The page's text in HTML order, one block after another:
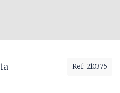
Ref: 210375